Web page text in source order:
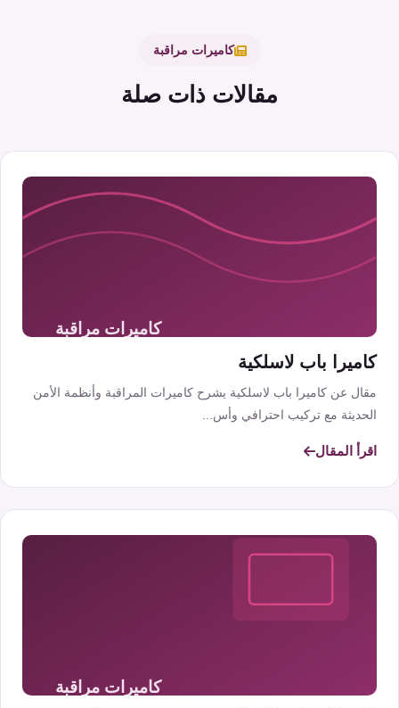
كاميرات مراقبة
مقالات ذات صلة
كاميرا باب لاسلكية
مقال عن كاميرا باب لاسلكية يشرح كاميرات المراقبة وأنظمة الأمن
الحديثة مع تركيب احترافي وأس...
اقرأ المقال